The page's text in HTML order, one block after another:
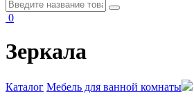
0
Зеркала
Каталог Мебель для ванной комнаты